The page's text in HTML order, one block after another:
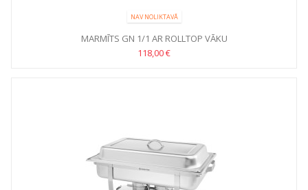
NAV NOLIKTAVĀ
MARMĪTS GN 1/1 AR ROLLTOP VĀKU
118,00 €